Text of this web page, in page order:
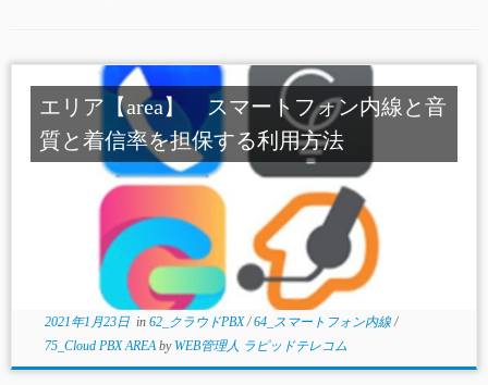
エリア【area】 スマートフォン内線と音
質と着信率を担保する利用方法
2021年1月23日in 62_クラウドPBX/64_スマートフォン内線/
75_Cloud PBX AREAby WEB管理人 ラピッドテレコム